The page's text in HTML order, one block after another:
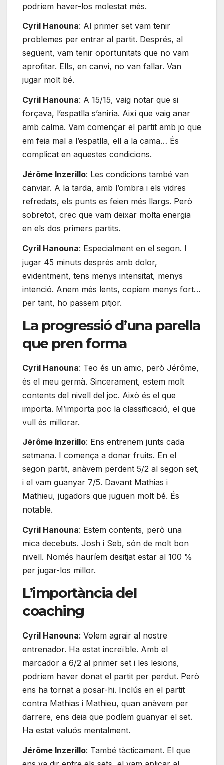
podríem haver-los molestat més.
Cyril Hanouna: Al primer set vam tenir
problemes per entrar al partit. Després, al
següent, vam tenir oportunitats que no vam
aprofitar. Ells, en canvi, no van fallar. Van
jugar molt bé.
Cyril Hanouna: A 15/15, vaig notar que si
forçava, l’espatlla s’aniria. Així que vaig anar
amb calma. Vam començar el partit amb jo que
em feia mal a l’espatlla, ell a la cama… És
complicat en aquestes condicions.
Jérôme Inzerillo: Les condicions també van
canviar. A la tarda, amb l’ombra i els vidres
refredats, els punts es feien més llargs. Però
sobretot, crec que vam deixar molta energia
en els dos primers partits.
Cyril Hanouna: Especialment en el segon. I
jugar 45 minuts després amb dolor,
evidentment, tens menys intensitat, menys
intenció. Anem més lents, copiem menys fort…
per tant, ho passem pitjor.
La progressió d’una parella
que pren forma
Cyril Hanouna: Teo és un amic, però Jérôme,
és el meu germà. Sincerament, estem molt
contents del nivell del joc. Això és el que
importa. M’importa poc la classificació, el que
vull és millorar.
Jérôme Inzerillo: Ens entrenem junts cada
setmana. I comença a donar fruits. En el
segon partit, anàvem perdent 5/2 al segon set,
i el vam guanyar 7/5. Davant Mathias i
Mathieu, jugadors que juguen molt bé. És
notable.
Cyril Hanouna: Estem contents, però una
mica decebuts. Josh i Seb, són de molt bon
nivell. Només hauríem desitjat estar al 100 %
per jugar-los millor.
L’importància del
coaching
Cyril Hanouna: Volem agrair al nostre
entrenador. Ha estat increïble. Amb el
marcador a 6/2 al primer set i les lesions,
podríem haver donat el partit per perdut. Però
ens ha tornat a posar-hi. Inclús en el partit
contra Mathias i Mathieu, quan anàvem per
darrere, ens deia que podíem guanyar el set.
Ha estat valuós mentalment.
Jérôme Inzerillo: També tàcticament. El que